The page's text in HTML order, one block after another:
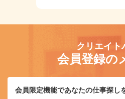
クリエイト
会員登録の
会員限定機能であなたの仕事探し